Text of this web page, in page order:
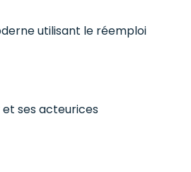
utilisant le réemploi
ses acteurices